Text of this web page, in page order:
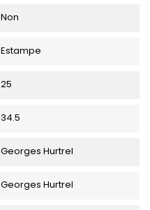
Non
Estampe
25
34.5
Georges Hurtrel
Georges Hurtrel